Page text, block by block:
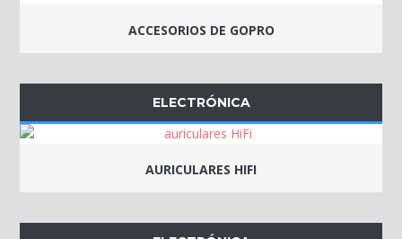
ACCESORIOS DE GOPRO
ELECTRÓNICA
AURICULARES HIFI